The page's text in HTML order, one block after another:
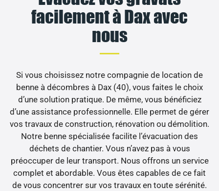
facilement à Dax avec
nous
Si vous choisissez notre compagnie de location de
benne à décombres à Dax (40), vous faites le choix
d’une solution pratique. De même, vous bénéficiez
d’une assistance professionnelle. Elle permet de gérer
vos travaux de construction, rénovation ou démolition.
Notre benne spécialisée facilite l’évacuation des
déchets de chantier. Vous n’avez pas à vous
préoccuper de leur transport. Nous offrons un service
complet et abordable. Vous êtes capables de ce fait
de vous concentrer sur vos travaux en toute sérénité.